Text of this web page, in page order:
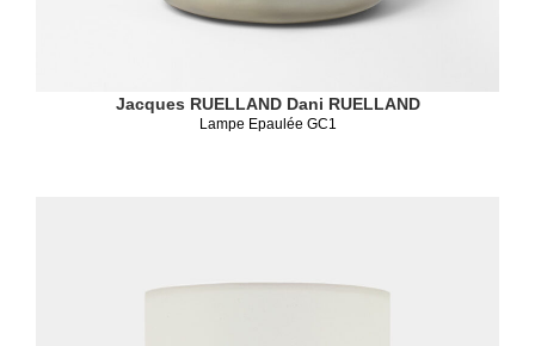
Jacques RUELLAND Dani RUELLAND
Lampe Epaulée GC1